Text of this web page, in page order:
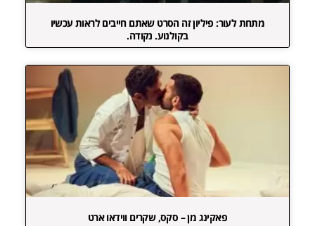
מתחת לעור: פיליון זה הסרט שאתם חייבים לראות עכשיו
בקולנוע. נקודה.
פאקינג מן – סקס, שקרים ווידאו ארט